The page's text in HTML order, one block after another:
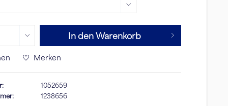
In den Warenkorb
Merken
1052659
1238656